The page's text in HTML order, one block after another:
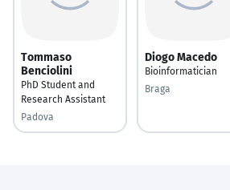
Tommaso
Benciolini
PhD Student and
Research Assistant
Padova
Diogo Macedo
Bioinformatician
Braga